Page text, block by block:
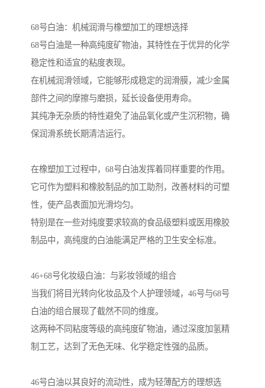
68号白油：机械润滑与橡塑加工的理想选择
68号白油是一种高纯度矿物油，其特性在于优异的化学
稳定性和适宜的粘度表现。
在机械润滑领域，它能够形成稳定的润滑膜，减少金属
部件之间的摩擦与磨损，延长设备使用寿命。
其纯净无杂质的特性避免了油品氧化或产生沉积物，确
保润滑系统长期清洁运行。
在橡塑加工过程中，68号白油发挥着同样重要的作用。
它可作为塑料和橡胶制品的加工助剂，改善材料的可塑
性，使产品表面加光滑均匀。
特别是在一些对纯度要求较高的食品级塑料或医用橡胶
制品中，高纯度的白油能满足严格的卫生安全标准。
46+68号化妆级白油：与彩妆领域的组合
当我们将目光转向化妆品及个人护理领域，46号与68号
白油的组合展现了截然不同的维度。
这两种不同粘度等级的高纯度矿物油，通过深度加氢精
制工艺，达到了无色无味、化学稳定性强的品质。
46号白油以其良好的流动性，成为轻薄配方的理想选